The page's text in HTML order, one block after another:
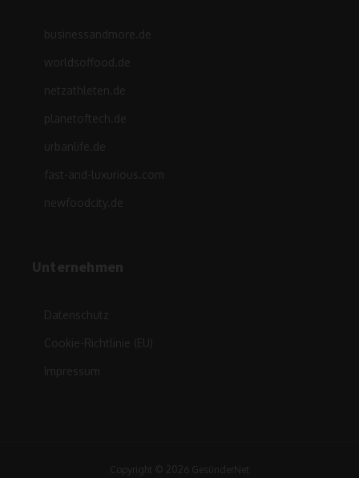
businessandmore.de
worldsoffood.de
netzathleten.de
planetoftech.de
urbanlife.de
fast-and-luxurious.com
newfoodcity.de
Unternehmen
Datenschutz
Cookie-Richtlinie (EU)
Impressum
Copyright © 2026 GesünderNet